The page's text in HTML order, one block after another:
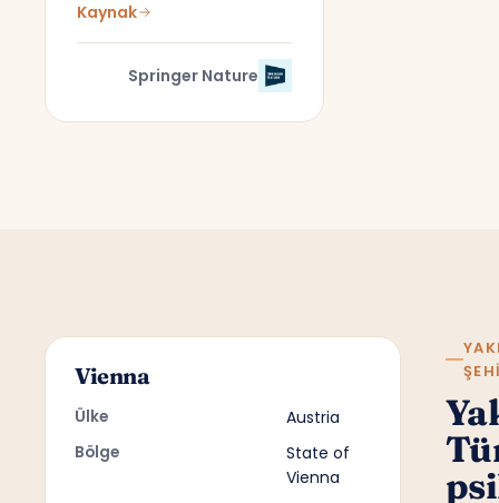
Kaynak
Springer Nature
Vienna
Ülke Austria
Bölge
State of
Vienna